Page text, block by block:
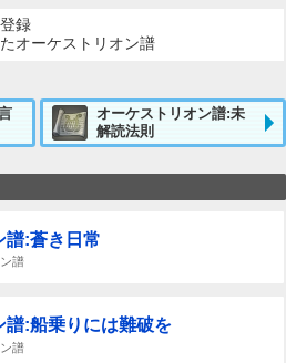
録
オーケストリオン譜
オーケストリオン譜:未
解読法則
譜:蒼き日常
譜
譜:船乗りには難破を
譜